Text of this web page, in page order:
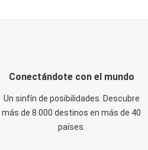
Conectándote con el mundo
Un sinfín de posibilidades. Descubre
más de 8.000 destinos en más de 40
países.